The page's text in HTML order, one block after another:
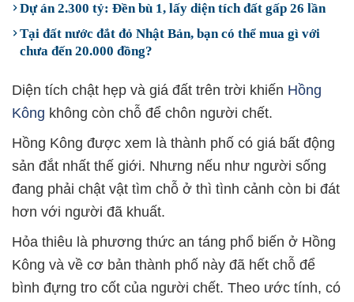
Dự án 2.300 tỷ: Đền bù 1, lấy diện tích đất gấp 26 lần
Tại đất nước đắt đỏ Nhật Bản, bạn có thể mua gì với
chưa đến 20.000 đồng?
Diện tích chật hẹp và giá đất trên trời khiến Hồng
Kông không còn chỗ để chôn người chết.
Hồng Kông được xem là thành phố có giá bất động
sản đắt nhất thế giới. Nhưng nếu như người sống
đang phải chật vật tìm chỗ ở thì tình cảnh còn bi đát
hơn với người đã khuất.
Hỏa thiêu là phương thức an táng phổ biến ở Hồng
Kông và về cơ bản thành phố này đã hết chỗ để
bình đựng tro cốt của người chết. Theo ước tính, có